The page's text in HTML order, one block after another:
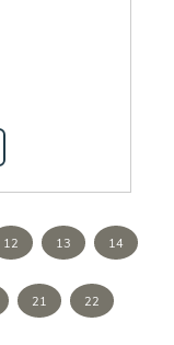
12 13 14
21 22